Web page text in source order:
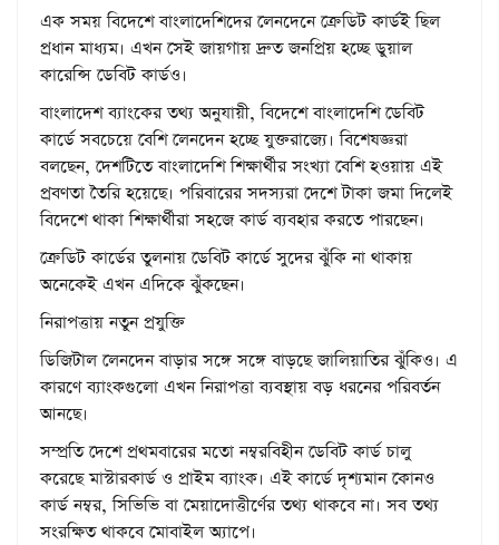
এক সময় বিদেশে বাংলাদেশিদের লেনদেনে ক্রেডিট কার্ডই ছিল
প্রধান মাধ্যম। এখন সেই জায়গায় দ্রুত জনপ্রিয় হচ্ছে ডুয়াল
কারেন্সি ডেবিট কার্ডও।
বাংলাদেশ ব্যাংকের তথ্য অনুযায়ী, বিদেশে বাংলাদেশি ডেবিট
কার্ডে সবচেয়ে বেশি লেনদেন হচ্ছে যুক্তরাজ্যে। বিশেষজ্ঞরা
বলছেন, দেশটিতে বাংলাদেশি শিক্ষার্থীর সংখ্যা বেশি হওয়ায় এই
প্রবণতা তৈরি হয়েছে। পরিবারের সদস্যরা দেশে টাকা জমা দিলেই
বিদেশে থাকা শিক্ষার্থীরা সহজে কার্ড ব্যবহার করতে পারছেন।
ক্রেডিট কার্ডের তুলনায় ডেবিট কার্ডে সুদের ঝুঁকি না থাকায়
অনেকেই এখন এদিকে ঝুঁকছেন।
নিরাপত্তায় নতুন প্রযুক্তি
ডিজিটাল লেনদেন বাড়ার সঙ্গে সঙ্গে বাড়ছে জালিয়াতির ঝুঁকিও। এ
কারণে ব্যাংকগুলো এখন নিরাপত্তা ব্যবস্থায় বড় ধরনের পরিবর্তন
আনছে।
সম্প্রতি দেশে প্রথমবারের মতো নম্বরবিহীন ডেবিট কার্ড চালু
করেছে মাস্টারকার্ড ও প্রাইম ব্যাংক। এই কার্ডে দৃশ্যমান কোনও
কার্ড নম্বর, সিভিভি বা মেয়াদোত্তীর্ণের তথ্য থাকবে না। সব তথ্য
সংরক্ষিত থাকবে মোবাইল অ্যাপে।